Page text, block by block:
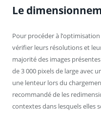
Le
Pour procéder à
vérifier leurs résolutions et
majorité des images
de 3 000 pixels de large avec
une lenteur lors du
recommandé de les
contextes dans lesquels elles